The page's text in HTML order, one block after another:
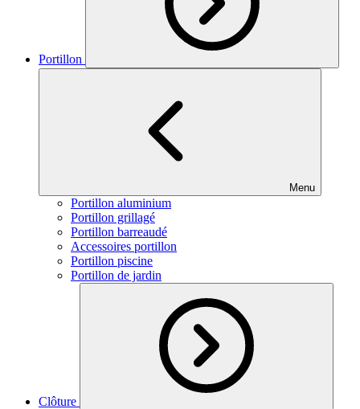
Portillon
Menu
Portillon aluminium
Portillon grillagé
Portillon barreaudé
Accessoires portillon
Portillon piscine
Portillon de jardin
Clôture